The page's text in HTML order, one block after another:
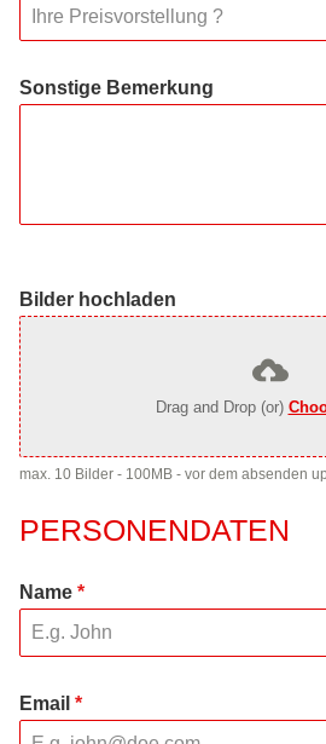
Sonstige Bemerkung
Bilder hochladen
Drag and Drop (or)
max. 10 Bilder - 100MB - vor dem absenden
PERSONENDATEN
Name *
Email *